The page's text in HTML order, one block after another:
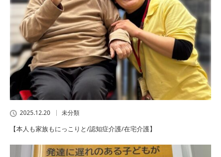
2025.12.20 未分類
【本人も家族もにっこりと/認知症介護/在宅介護】